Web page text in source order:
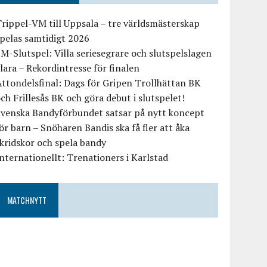
VM till Uppsala – tre världsmästerskap
samtidigt 2026
Slutspel: Villa seriesegrare och slutspelslagen
– Rekordintresse för finalen
Dags för Gripen Trollhättan BK
Frillesås BK och göra debut i slutspelet!
Bandyförbundet satsar på nytt koncept
barn – Snöharen Bandis ska få fler att åka
och spela bandy
Trenationers i Karlstad
MATCHNYTT